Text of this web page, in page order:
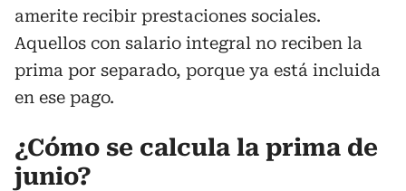
amerite recibir prestaciones sociales.
Aquellos con salario integral no reciben la
prima por separado, porque ya está incluida
en ese pago.
¿Cómo se calcula la prima de
junio?